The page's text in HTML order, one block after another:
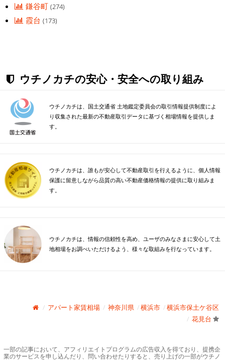
鎌谷町(274)
霞台(173)
ウチノカチの安心・安全への取り組み
ウチノカチは、国土交通省 土地鑑定委員会の取引情報提供制度によ
り収集された最新の不動産取引データに基づく相場情報を提供しま
す。
ウチノカチは、誰もが安心して不動産取引を行えるように、個人情報
保護に留意しながら品質の高い不動産価格情報の提供に取り組みま
す。
ウチノカチは、情報の信頼性を高め、ユーザのみなさまに安心して土
地相場をお調べいただけるよう、様々な取組みを行なっています。
アパート家賃相場 神奈川県 横浜市
横浜市保土ケ谷区
花見台
一部の記事において、アフィリエイトプログラムの広告収入を得ており、提携企
業のサービスを申し込んだり、問い合わせたりすると、売り上げの一部がウチノ